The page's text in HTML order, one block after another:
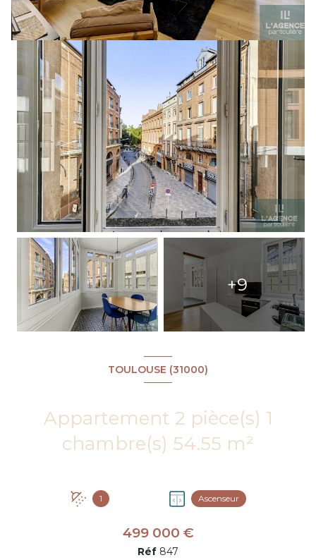
+9
TOULOUSE (31000)
Appartement 2 pièce(s) 1
chambre(s) 54.55 m²
1 Ascenseur
499 000 €
Réf 847